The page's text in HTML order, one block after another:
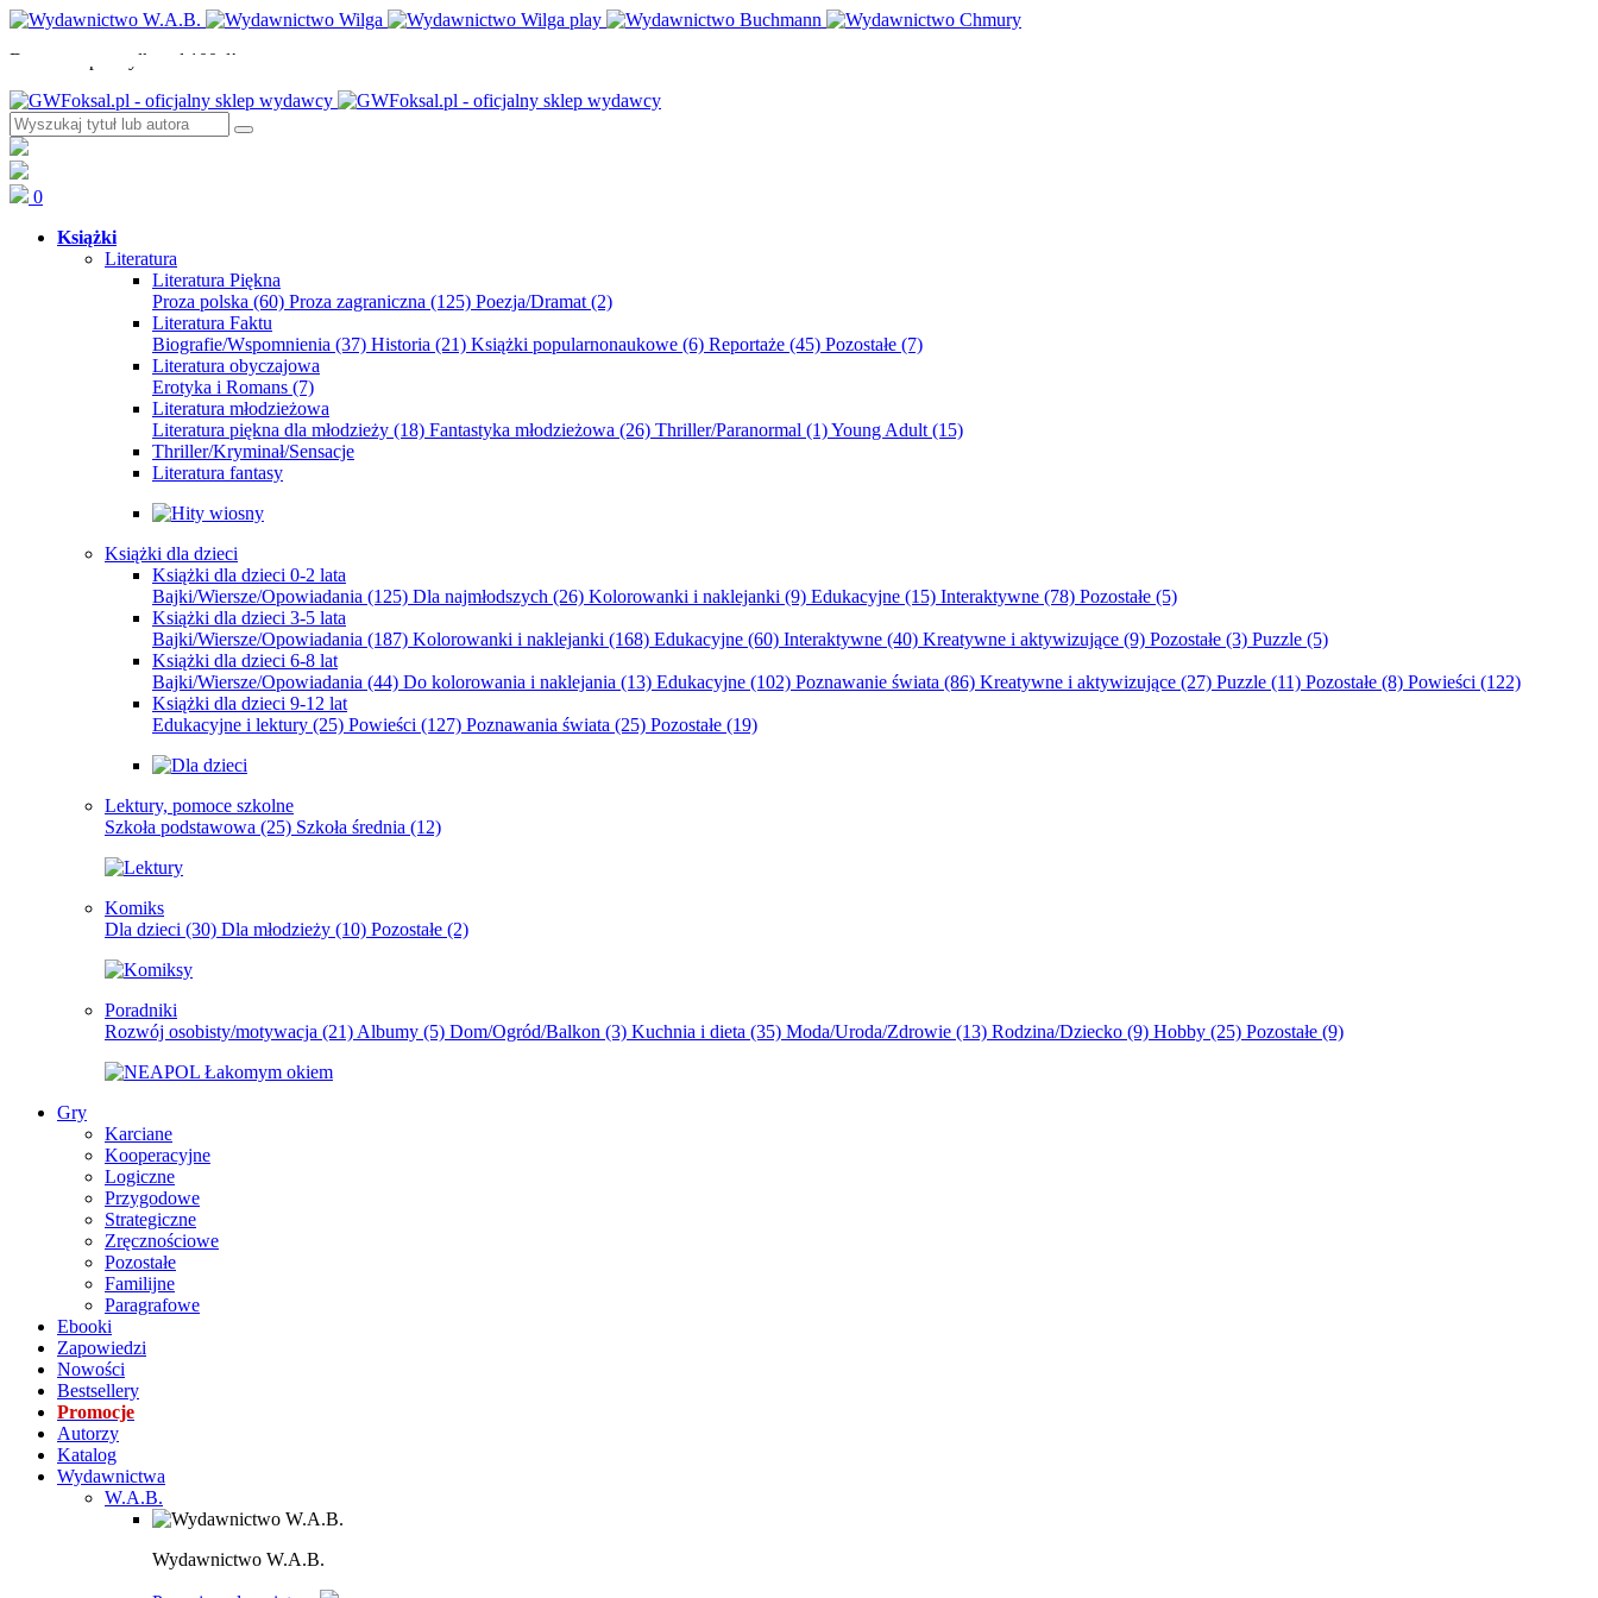
Darmowa przesyłka od 100zł!
0
Książki
Literatura
Literatura Piękna
Proza polska (60) Proza zagraniczna (125) Poezja/Dramat (2)
Literatura Faktu
Biografie/Wspomnienia (37) Historia (21) Książki popularnonaukowe (6) Reportaże (45) Pozostałe (7)
Literatura obyczajowa
Erotyka i Romans (7)
Literatura młodzieżowa
Literatura piękna dla młodzieży (18) Fantastyka młodzieżowa (26) Thriller/Paranormal (1)Young Adult (15)
Thriller/Kryminał/Sensacje
Literatura fantasy
Książki dla dzieci
Książki dla dzieci 0-2 lata
Bajki/Wiersze/Opowiadania (125) Dla najmłodszych (26) Kolorowanki i naklejanki (9) Edukacyjne (15) Interaktywne (78) Pozostałe (5)
Książki dla dzieci 3-5 lata
Bajki/Wiersze/Opowiadania (187) Kolorowanki i naklejanki (168) Edukacyjne (60) Interaktywne (40) Kreatywne i aktywizujące (9) Pozostałe (3) Puzzle (5)
Książki dla dzieci 6-8 lat
Bajki/Wiersze/Opowiadania (44) Do kolorowania i naklejania (13) Edukacyjne (102) Poznawanie świata (86) Kreatywne i aktywizujące (27) Puzzle (11) Pozostałe (8) Powieści (122)
Książki dla dzieci 9-12 lat
Edukacyjne i lektury (25) Powieści (127) Poznawania świata (25) Pozostałe (19)
Lektury, pomoce szkolne
Szkoła podstawowa (25) Szkoła średnia (12)
Komiks
Dla dzieci (30) Dla młodzieży (10) Pozostałe (2)
Poradniki
Rozwój osobisty/motywacja (21) Albumy (5) Dom/Ogród/Balkon (3) Kuchnia i dieta (35) Moda/Uroda/Zdrowie (13) Rodzina/Dziecko (9) Hobby (25) Pozostałe (9)
Gry
Karciane
Kooperacyjne
Logiczne
Przygodowe
Strategiczne
Zręcznościowe
Pozostałe
Familijne
Paragrafowe
Ebooki
Zapowiedzi
Nowości
Bestsellery
Promocje
Autorzy
Katalog
Wydawnictwa
W.A.B.
Wydawnictwo W.A.B.